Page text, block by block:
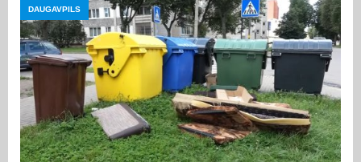
DAUGAVPILS